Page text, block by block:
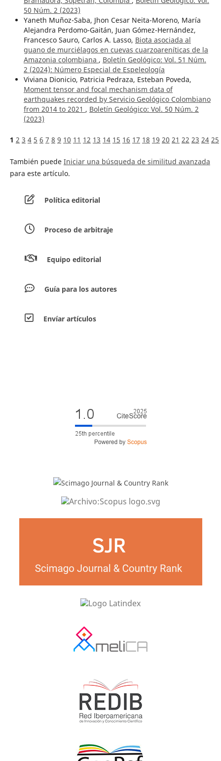
50 Núm. 2 (2023)
Yaneth Muñoz-Saba, Jhon Cesar Neita-Moreno, María
Alejandra Perdomo-Gaitán, Juan Gómez-Hernández,
Francesco Sauro, Carlos A. Lasso, Biota asociada al
guano de murciélagos en cuevas cuarzoareníticas de la
Amazonia colombiana , Boletín Geológico: Vol. 51 Núm.
2 (2024): Número Especial de Espeleología
Viviana Dionicio, Patricia Pedraza, Esteban Poveda,
Moment tensor and focal mechanism data of
earthquakes recorded by Servicio Geológico Colombiano
from 2014 to 2021 , Boletín Geológico: Vol. 50 Núm. 2
(2023)
1 2 3 4 5 6 7 8 9 10 11 12 13 14 15 16 17 18 19 20 21 22 23 24 25
También puede Iniciar una búsqueda de similitud avanzada
para este artículo.
Política editorial
Proceso de arbitraje
Equipo editorial
Guía para los autores
Envíar artículos